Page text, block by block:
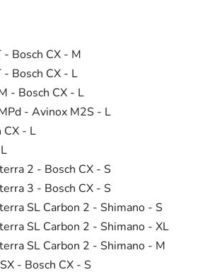
- Bosch CX - M
- Bosch CX - L
- Bosch CX - L
- Avinox M2S - L
CX - L
L
2 - Bosch CX - S
3 - Bosch CX - S
SL Carbon 2 - Shimano - S
SL Carbon 2 - Shimano - XL
SL Carbon 2 - Shimano - M
- Bosch CX - S